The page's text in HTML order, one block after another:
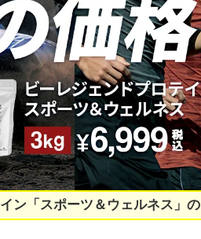
ン「スポーツ＆ウェルネス」の